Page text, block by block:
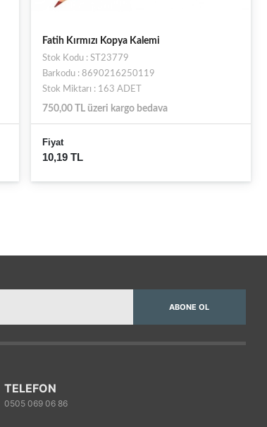
Fatih Kırmızı Kopya Kalemi
Stok Kodu : ST23779
Barkodu : 8690216250119
Stok Miktarı : 163 ADET
750,00 TL üzeri kargo bedava
Fiyat
10,19 TL
ABONE OL
TELEFON
0505 069 06 86